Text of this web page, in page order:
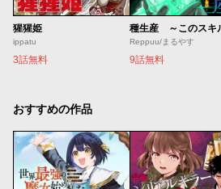
猩猩姫
ippatu
3話無料
Reppuu/まるやす
9話無料
おすすめの作品